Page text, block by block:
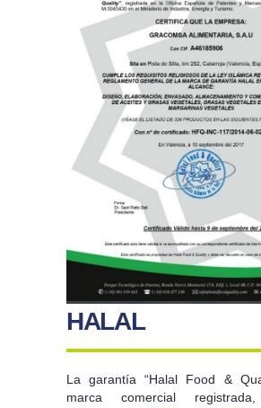
HALAL
La garantía “Halal Food &
marca comercial registrada,